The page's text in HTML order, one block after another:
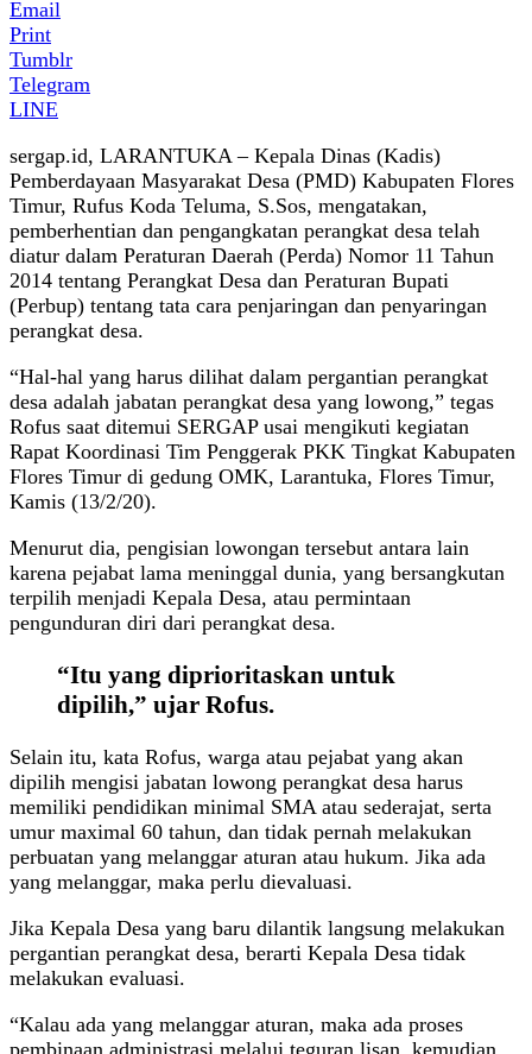
Email
Print
Tumblr
Telegram
LINE
sergap.id, LARANTUKA – Kepala Dinas (Kadis)
Pemberdayaan Masyarakat Desa (PMD) Kabupaten Flores
Timur, Rufus Koda Teluma, S.Sos, mengatakan,
pemberhentian dan pengangkatan perangkat desa telah
diatur dalam Peraturan Daerah (Perda) Nomor 11 Tahun
2014 tentang Perangkat Desa dan Peraturan Bupati
(Perbup) tentang tata cara penjaringan dan penyaringan
perangkat desa.
“Hal-hal yang harus dilihat dalam pergantian perangkat
desa adalah jabatan perangkat desa yang lowong,” tegas
Rofus saat ditemui SERGAP usai mengikuti kegiatan
Rapat Koordinasi Tim Penggerak PKK Tingkat Kabupaten
Flores Timur di gedung OMK, Larantuka, Flores Timur,
Kamis (13/2/20).
Menurut dia, pengisian lowongan tersebut antara lain
karena pejabat lama meninggal dunia, yang bersangkutan
terpilih menjadi Kepala Desa, atau permintaan
pengunduran diri dari perangkat desa.
“Itu yang diprioritaskan untuk
dipilih,” ujar Rofus.
Selain itu, kata Rofus, warga atau pejabat yang akan
dipilih mengisi jabatan lowong perangkat desa harus
memiliki pendidikan minimal SMA atau sederajat, serta
umur maximal 60 tahun, dan tidak pernah melakukan
perbuatan yang melanggar aturan atau hukum. Jika ada
yang melanggar, maka perlu dievaluasi.
Jika Kepala Desa yang baru dilantik langsung melakukan
pergantian perangkat desa, berarti Kepala Desa tidak
melakukan evaluasi.
“Kalau ada yang melanggar aturan, maka ada proses
pembinaan administrasi melalui teguran lisan, kemudian